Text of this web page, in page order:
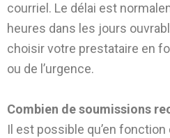
courriel. Le délai est
heures dans les jours
choisir votre prestataire en
ou de l’urgence.
Combien de soumissions
Il est possible qu’en